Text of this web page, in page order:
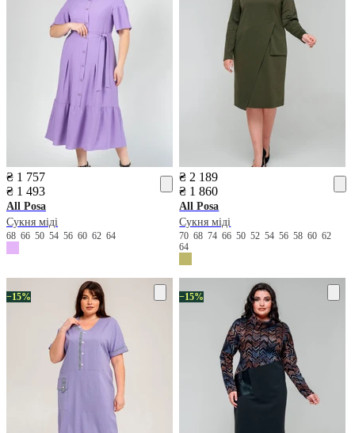
₴ 1 757
₴ 1 493
All Posa
Сукня міді
68 66 50 54 56 60 62 64
₴ 2 189
₴ 1 860
All Posa
Сукня міді
7068746650525456586062
64
−15% −15%